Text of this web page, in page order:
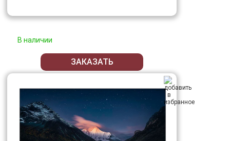
В наличии
ЗАКАЗАТЬ